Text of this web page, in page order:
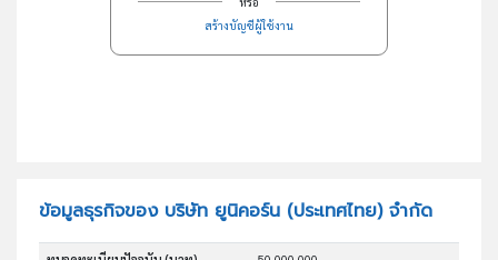
สร้างบัญชีผู้ใช้งาน
ข้อมูลธุรกิจของ บริษัท ยูนิคอร์น (ประเทศไทย) จำกัด